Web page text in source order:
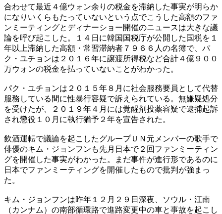
合わせて最近４億ウォン余りの税金を滞納した事実が明らか
になりいくらもたっていないという点でこうした高額のファ
ンミーティングとディナーショー開催のニュースは大きな議
論を呼び起こした。１４日に韓国国税庁が公開した国税を１
年以上滞納した高額・常習滞納者７９６６人の名簿で、パ
ク・ユチョンは２０１６年に譲渡所得税など合計４億９００
万ウォンの税金を払っていないことがわかった。
パク・ユチョンは２０１５年８月に社会服務要員として代替
服務している間に性暴行容疑で訴えられている。無嫌疑処分
を受けたが、２０１９年４月には覚醒剤投薬容疑で逮捕起訴
され懲役１０月に執行猶予２年を宣告された。
飲酒運転で議論を起こしたグループＵＮ元メンバーの歌手で
俳優のキム・ジョンフンも先月日本で２回ファンミーティン
グを開催した事実がわかった。まだ事件が進行形であるのに
日本でファンミーティングを開催したもので批判が強まっ
た。
キム・ジョンフンは昨年１２月２９日深夜、ソウル・江南
（カンナム）の南部循環路で進路変更中の車と事故を起こし